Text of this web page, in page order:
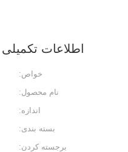
اطلاعات تکمیلی
خواص:
نام محصول:
اندازه:
بسته بندی:
برجسته کردن: